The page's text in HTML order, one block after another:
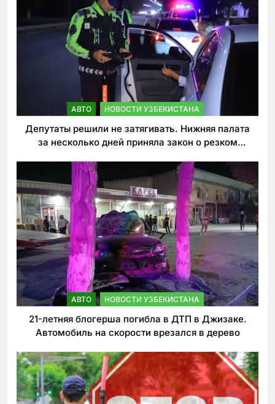
АВТО НОВОСТИ УЗБЕКИСТАНА
Депутаты решили не затягивать. Нижняя палата
за несколько дней приняла закон о резком
АВТО НОВОСТИ УЗБЕКИСТАНА
21-летняя блогерша погибла в ДТП в Джизаке.
Автомобиль на скорости врезался в дерево